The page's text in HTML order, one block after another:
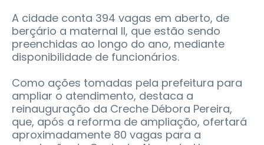
A cidade conta 394 vagas em aberto, de
berçário a maternal II, que estão sendo
preenchidas ao longo do ano, mediante
disponibilidade de funcionários.
Como ações tomadas pela prefeitura para
ampliar o atendimento, destaca a
reinauguração da Creche Débora Pereira,
que, após a reforma de ampliação, ofertará
aproximadamente 80 vagas para a